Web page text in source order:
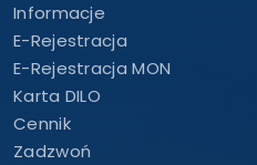
Informacje
E-Rejestracja
E-Rejestracja MON
Karta DILO
Cennik
Zadzwoń